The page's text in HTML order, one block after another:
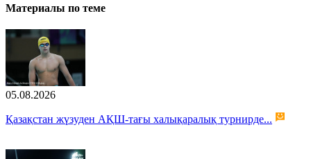
Материалы по теме
05.08.2026
Қазақстан жүзуден АҚШ-тағы халықаралық турнирде...